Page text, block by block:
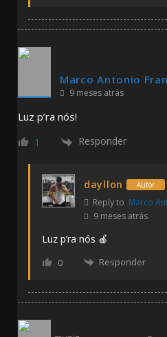
Marco Antonio
9 meses atrás
Luz p’ra nós!
1 Responder
dayllon Autor
Reply to Marco
9 meses atrás
Luz p’ra nós 🍎
0 Responder